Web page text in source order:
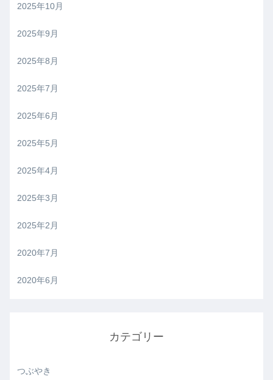
2025年10月
2025年9月
2025年8月
2025年7月
2025年6月
2025年5月
2025年4月
2025年3月
2025年2月
2020年7月
2020年6月
カテゴリー
つぶやき